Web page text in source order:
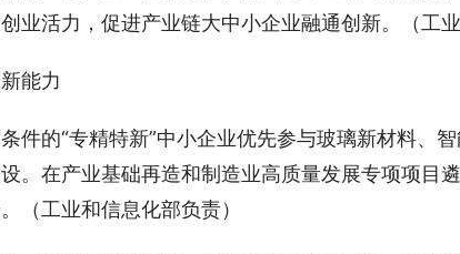
业活力，促进产业链大中小企业融通创新。（工
能力
条件的“专精特新”中小企业优先参与玻璃新材料、
。在产业基础再造和制造业高质量发展专项项目
（工业和信息化部负责）